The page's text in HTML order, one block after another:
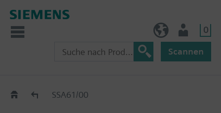
0
Scannen
Old2NewSSA61/00